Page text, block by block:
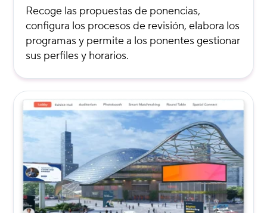
Recoge las propuestas de ponencias,
configura los procesos de revisión, elabora los
programas y permite a los ponentes gestionar
sus perfiles y horarios.